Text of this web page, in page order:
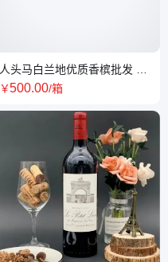
人头马白兰地优质香槟批发 干
邑白兰地原装进口人头马批发
￥500.00/箱